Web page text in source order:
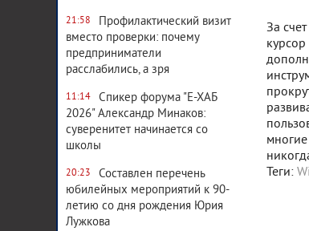
21:58
Профилактический визит
вместо проверки: почему
предприниматели
расслабились, а зря
11:14
Спикер форума "Е-ХАБ
2026" Александр Минаков:
суверенитет начинается со
школы
20:23
Составлен перечень
юбилейных мероприятий к 90-
летию со дня рождения Юрия
Лужкова
За
Теги: